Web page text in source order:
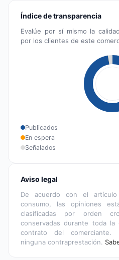
Índice de transparencia
Evalúe por sí mismo la
por los clientes de este
Publicados
En espera
Señalados
Aviso legal
De acuerdo con el
consumo, las opiniones
clasificadas por orden
conservadas durante toda
contrato del comerciante.
ninguna contraprestación.